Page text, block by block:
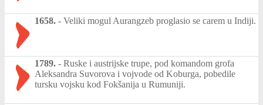
1658. - Veliki mogul Aurangzeb proglasio se carem u Indiji.
1789. - Ruske i austrijske trupe, pod komandom grofa
Aleksandra Suvorova i vojvode od Koburga, pobedile
tursku vojsku kod Fokšanija u Rumuniji.